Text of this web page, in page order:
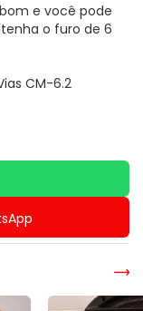
e você pode
o furo de 6
CM-6.2
260w
KHz